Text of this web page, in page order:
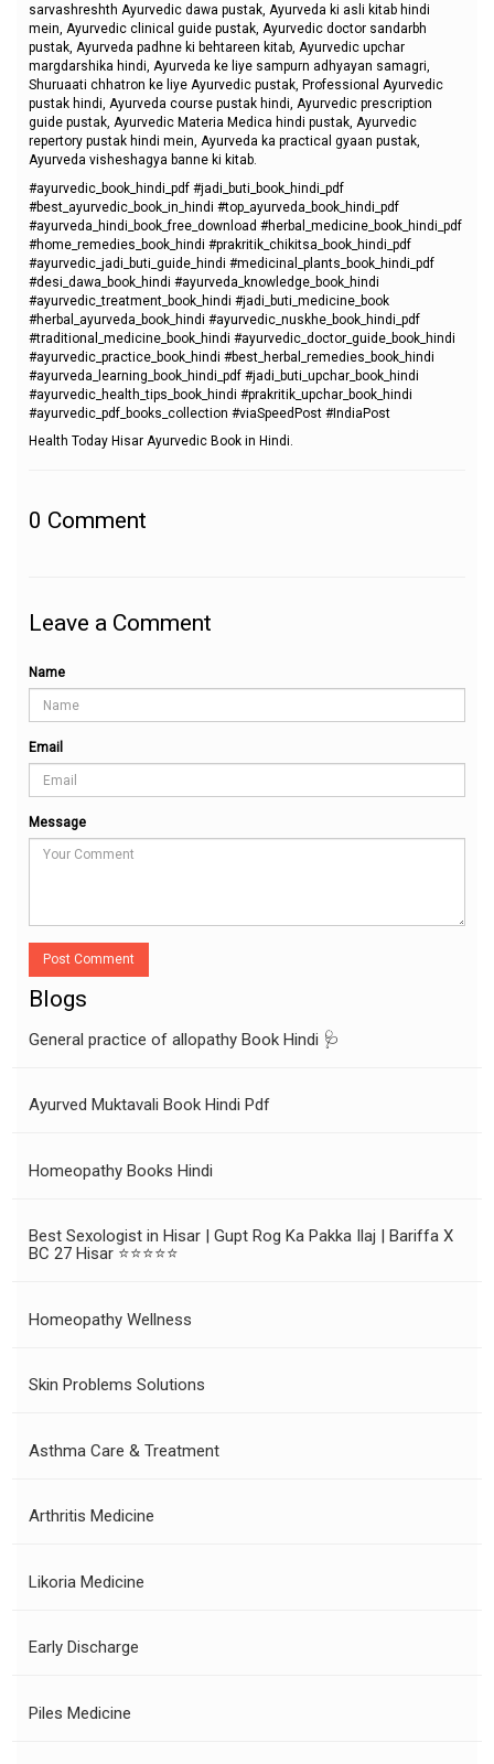
sarvashreshth Ayurvedic dawa pustak, Ayurveda ki asli kitab hindi
mein, Ayurvedic clinical guide pustak, Ayurvedic doctor sandarbh
pustak, Ayurveda padhne ki behtareen kitab, Ayurvedic upchar
margdarshika hindi, Ayurveda ke liye sampurn adhyayan samagri,
Shuruaati chhatron ke liye Ayurvedic pustak, Professional Ayurvedic
pustak hindi, Ayurveda course pustak hindi, Ayurvedic prescription
guide pustak, Ayurvedic Materia Medica hindi pustak, Ayurvedic
repertory pustak hindi mein, Ayurveda ka practical gyaan pustak,
Ayurveda visheshagya banne ki kitab.
#ayurvedic_book_hindi_pdf #jadi_buti_book_hindi_pdf
#best_ayurvedic_book_in_hindi #top_ayurveda_book_hindi_pdf
#ayurveda_hindi_book_free_download #herbal_medicine_book_hindi_pdf
#home_remedies_book_hindi #prakritik_chikitsa_book_hindi_pdf
#ayurvedic_jadi_buti_guide_hindi #medicinal_plants_book_hindi_pdf
#desi_dawa_book_hindi #ayurveda_knowledge_book_hindi
#ayurvedic_treatment_book_hindi #jadi_buti_medicine_book
#herbal_ayurveda_book_hindi #ayurvedic_nuskhe_book_hindi_pdf
#traditional_medicine_book_hindi #ayurvedic_doctor_guide_book_hindi
#ayurvedic_practice_book_hindi #best_herbal_remedies_book_hindi
#ayurveda_learning_book_hindi_pdf #jadi_buti_upchar_book_hindi
#ayurvedic_health_tips_book_hindi #prakritik_upchar_book_hindi
#ayurvedic_pdf_books_collection #viaSpeedPost #IndiaPost
Health Today Hisar Ayurvedic Book in Hindi.
0 Comment
Leave a Comment
Name
Email
Message
Post Comment
Blogs
General practice of allopathy Book Hindi 🩺
Ayurved Muktavali Book Hindi Pdf
Homeopathy Books Hindi
Best Sexologist in Hisar | Gupt Rog Ka Pakka Ilaj | Bariffa X
BC 27 Hisar ⭐⭐⭐⭐⭐
Homeopathy Wellness
Skin Problems Solutions
Asthma Care & Treatment
Arthritis Medicine
Likoria Medicine
Early Discharge
Piles Medicine